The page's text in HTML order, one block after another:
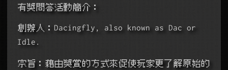
有獎問答活動簡介：
創辦人：Dacingfly, also known as Dac or
Idle.
宗旨：藉由獎賞的方式來促使玩家更了解原始的